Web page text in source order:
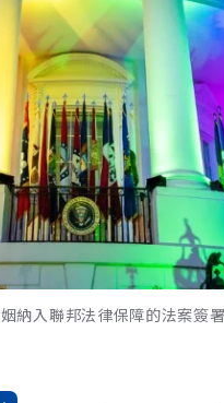
納入聯邦法律保障的法案